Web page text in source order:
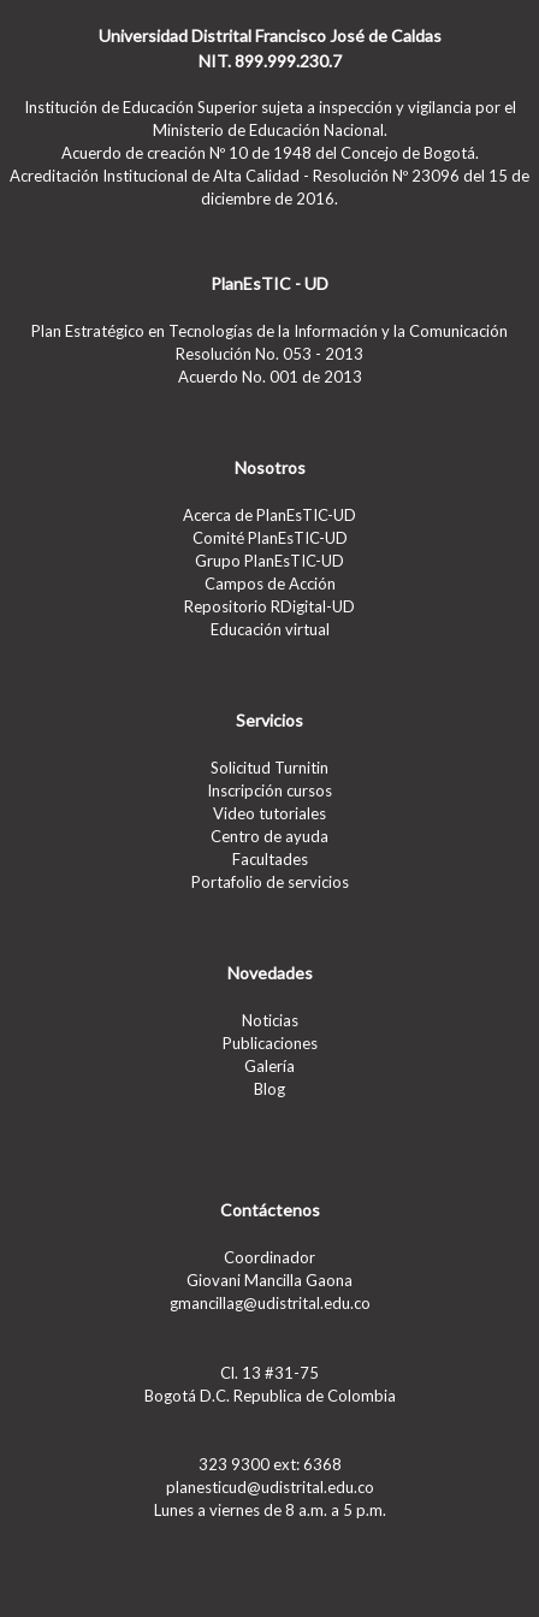
Universidad Distrital Francisco José de Caldas
NIT. 899.999.230.7
Institución de Educación Superior sujeta a inspección y vigilancia por el
Ministerio de Educación Nacional.
Acuerdo de creación Nº 10 de 1948 del Concejo de Bogotá.
Acreditación Institucional de Alta Calidad - Resolución Nº 23096 del 15 de
diciembre de 2016.
PlanEsTIC - UD
Plan Estratégico en Tecnologías de la Información y la Comunicación
Resolución No. 053 - 2013
Acuerdo No. 001 de 2013
Nosotros
Acerca de PlanEsTIC-UD
Comité PlanEsTIC-UD
Grupo PlanEsTIC-UD
Campos de Acción
Repositorio RDigital-UD
Educación virtual
Servicios
Solicitud Turnitin
Inscripción cursos
Video tutoriales
Centro de ayuda
Facultades
Portafolio de servicios
Novedades
Noticias
Publicaciones
Galería
Blog
Contáctenos
Coordinador
Giovani Mancilla Gaona
gmancillag@udistrital.edu.co
Cl. 13 #31-75
Bogotá D.C. Republica de Colombia
323 9300 ext: 6368
planesticud@udistrital.edu.co
Lunes a viernes de 8 a.m. a 5 p.m.